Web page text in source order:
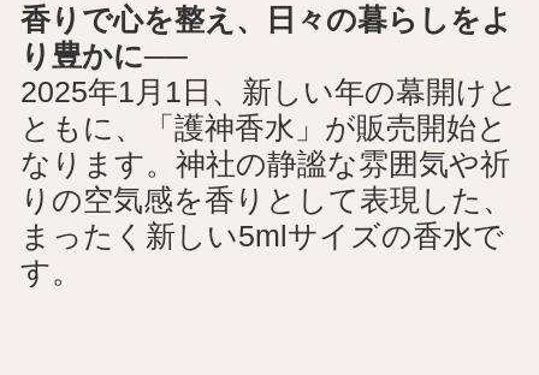
香りで心を整え、日々の暮らしをよ
り豊かに──
2025年1月1日、新しい年の幕開けと
ともに、「護神香水」が販売開始と
なります。神社の静謐な雰囲気や祈
りの空気感を香りとして表現した、
まったく新しい5mlサイズの香水で
す。